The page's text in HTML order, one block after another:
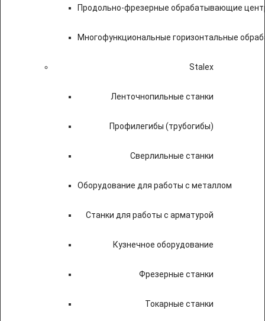
Продольно-фрезерные обрабатывающие
Многофункциональные горизонтальные
Stalex
Ленточнопильные станки
Профилегибы (трубогибы)
Сверлильные станки
Оборудование для работы с металлом
Станки для работы с арматурой
Кузнечное оборудование
Фрезерные станки
Токарные станки